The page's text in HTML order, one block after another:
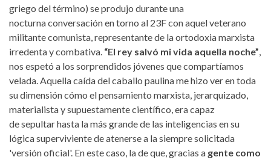
griego del término) se produjo durante una
nocturna conversación en torno al 23F con aquel veterano
militante comunista, representante de la ortodoxia marxista
irredenta y combativa. “El rey salvó mi vida aquella noche”
nos espetó a los sorprendidos jóvenes que compartíamos
velada. Aquella caída del caballo paulina me hizo ver en toda
su dimensión cómo el pensamiento marxista, jerarquizado,
materialista y supuestamente científico, era capaz
de sepultar hasta la más grande de las inteligencias en su
lógica superviviente de atenerse a la siempre solicitada
'versión oficial'. En este caso, la de que, gracias a gente como